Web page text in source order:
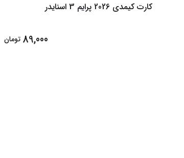
کارت کیمدی 2026 پرایم 3 اسنایدر
89,000 تومان